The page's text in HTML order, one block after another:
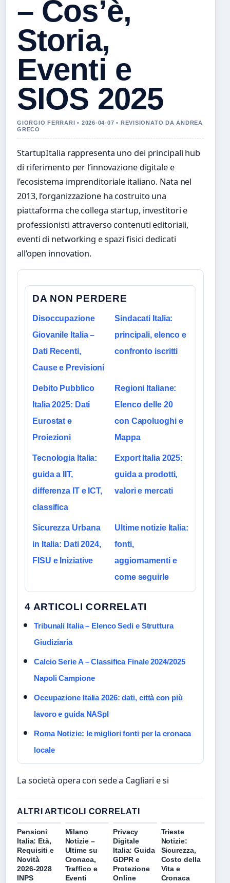
– Cos’è,
Storia,
Eventi e
SIOS 2025
GIORGIO FERRARI • 2026-04-07 • REVISIONATO DA ANDREA
GRECO
StartupItalia rappresenta uno dei principali hub
di riferimento per l’innovazione digitale e
l’ecosistema imprenditoriale italiano. Nata nel
2013, l’organizzazione ha costruito una
piattaforma che collega startup, investitori e
professionisti attraverso contenuti editoriali,
eventi di networking e spazi fisici dedicati
all’open innovation.
DA NON PERDERE
Disoccupazione
Giovanile Italia –
Dati Recenti,
Cause e Previsioni
Sindacati Italia:
principali, elenco e
confronto iscritti
Debito Pubblico
Italia 2025: Dati
Eurostat e
Proiezioni
Regioni Italiane:
Elenco delle 20
con Capoluoghi e
Mappa
Tecnologia Italia:
guida a IIT,
differenza IT e ICT,
classifica
Export Italia 2025:
guida a prodotti,
valori e mercati
Sicurezza Urbana
in Italia: Dati 2024,
FISU e Iniziative
Ultime notizie Italia:
fonti,
aggiornamenti e
come seguirle
4 ARTICOLI CORRELATI
Tribunali Italia – Elenco Sedi e Struttura
Giudiziaria
Calcio Serie A – Classifica Finale 2024/2025
Napoli Campione
Occupazione Italia 2026: dati, città con più
lavoro e guida NASpI
Roma Notizie: le migliori fonti per la cronaca
locale
La società opera con sede a Cagliari e si
ALTRI ARTICOLI CORRELATI
Pensioni
Italia: Età,
Requisiti e
Novità
2026-2028
INPS
Milano
Notizie –
Ultime su
Cronaca,
Traffico e
Eventi
Privacy
Digitale
Italia: Guida
GDPR e
Protezione
Online
Trieste
Notizie:
Sicurezza,
Costo della
Vita e
Cronaca